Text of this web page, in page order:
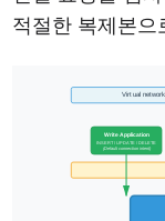
적절한 복제본으